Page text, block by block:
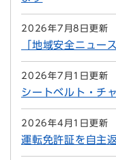
2026年7月8日更新
「地域安全ニュ
2026年7月1日更新
シートベルト・チ
2026年4月1日更新
運転免許証を自主